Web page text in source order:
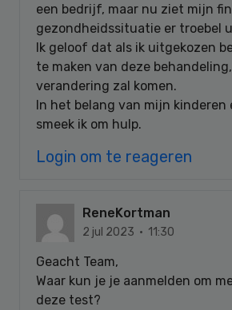
een bedrijf, maar nu ziet mijn
gezondheidssituatie er troebel
Ik geloof dat als ik uitgekozen
te maken van deze
verandering zal komen.
In het belang van mijn kinderen
smeek ik om hulp.
Login om te reageren
ReneKortman
2 jul 2023 · 11:30
Geacht Team,
Waar kun je je aanmelden om
deze test?